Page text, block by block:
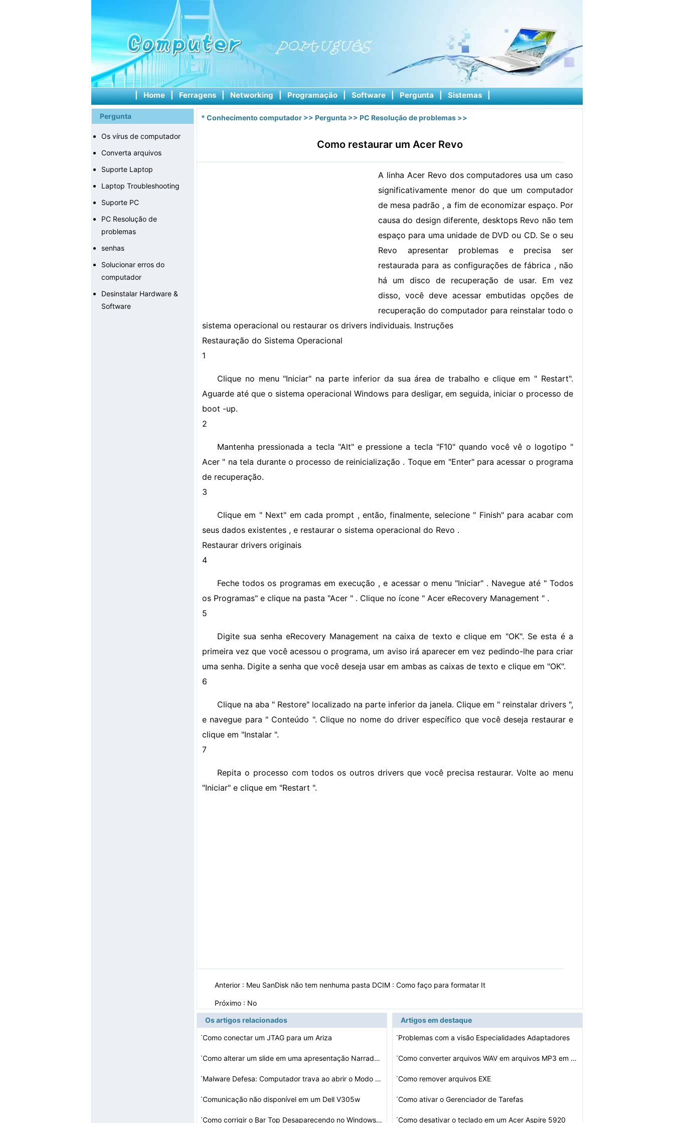
| Home | Ferragens | Networking | Programação | Software | Pergunta | Sistemas |
Pergunta
Os vírus de computador
Converta arquivos
Suporte Laptop
Laptop Troubleshooting
Suporte PC
PC Resolução de
problemas
senhas
Solucionar erros do
computador
Desinstalar Hardware &
Software
* Conhecimento computador >> Pergunta >> PC Resolução de problemas >>
Como restaurar um Acer Revo
A linha Acer Revo dos computadores usa um caso
significativamente menor do que um computador
de mesa padrão , a fim de economizar espaço. Por
causa do design diferente, desktops Revo não tem
espaço para uma unidade de DVD ou CD. Se o seu
Revo apresentar problemas e precisa ser
restaurada para as configurações de fábrica , não
há um disco de recuperação de usar. Em vez
disso, você deve acessar embutidas opções de
recuperação do computador para reinstalar todo o
sistema operacional ou restaurar os drivers individuais. Instruções
Restauração do Sistema Operacional
1
Clique no menu "Iniciar" na parte inferior da sua área de trabalho e clique em " Restart".
Aguarde até que o sistema operacional Windows para desligar, em seguida, iniciar o processo de
boot -up.
2
Mantenha pressionada a tecla "Alt" e pressione a tecla "F10" quando você vê o logotipo "
Acer " na tela durante o processo de reinicialização . Toque em "Enter" para acessar o programa
de recuperação.
3
Clique em " Next" em cada prompt , então, finalmente, selecione " Finish" para acabar com
seus dados existentes , e restaurar o sistema operacional do Revo .
Restaurar drivers originais
4
Feche todos os programas em execução , e acessar o menu "Iniciar" . Navegue até " Todos
os Programas" e clique na pasta "Acer " . Clique no ícone " Acer eRecovery Management " .
5
Digite sua senha eRecovery Management na caixa de texto e clique em "OK". Se esta é a
primeira vez que você acessou o programa, um aviso irá aparecer em vez pedindo-lhe para criar
uma senha. Digite a senha que você deseja usar em ambas as caixas de texto e clique em "OK".
6
Clique na aba " Restore" localizado na parte inferior da janela. Clique em " reinstalar drivers ",
e navegue para " Conteúdo ". Clique no nome do driver específico que você deseja restaurar e
clique em "Instalar ".
7
Repita o processo com todos os outros drivers que você precisa restaurar. Volte ao menu
"Iniciar" e clique em "Restart ".
Anterior : Meu SanDisk não tem nenhuma pasta DCIM : Como faço para formatar It
Próximo : No
Os artigos relacionados
·Como conectar um JTAG para um Ariza
· Como alterar um slide em uma apresentação Narrado PPT…
· Malware Defesa: Computador trava ao abrir o Modo de seg…
·Comunicação não disponível em um Dell V305w
· Como corrigir o Bar Top Desaparecendo no Windows Explor…
Artigos em destaque
·Problemas com a visão Especialidades Adaptadores
· Como converter arquivos WAV em arquivos MP3 em Soundboo…
·Como remover arquivos EXE
·Como ativar o Gerenciador de Tarefas
·Como desativar o teclado em um Acer Aspire 5920